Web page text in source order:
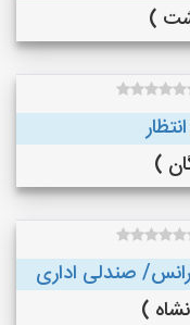
صندلی اداری